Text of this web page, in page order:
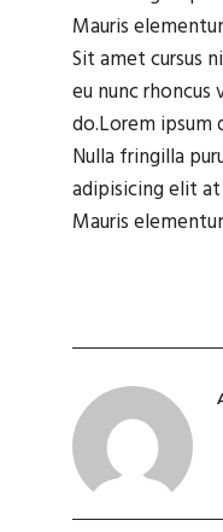
Mauris
Sit amet cursus
eu nunc rhoncus
do.Lorem
Nulla fringilla
adipisicing elit
Mauris